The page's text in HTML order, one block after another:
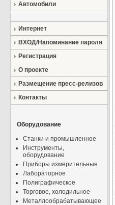
Автомобили
Интернет
ВХОД/Напоминание пароля
Регистрация
О проекте
Размещение пресс-релизов
Контакты
Оборудование
Станки и промышленное
Инструменты,
оборудование
Приборы измерительные
Лабораторное
Полиграфическое
Торговое, холодильное
Металлообрабатывающее